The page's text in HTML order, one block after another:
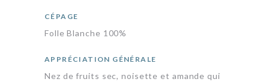
CÉPAGE
Folle Blanche 100%
APPRÉCIATION GÉNÉRALE
Nez de fruits sec, noisette et amande qui